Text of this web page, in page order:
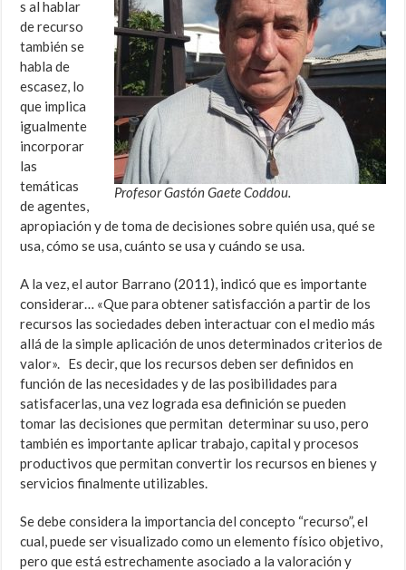
Profesor Gastón Gaete Coddou.
s al hablar
de recurso
también se
habla de
escasez, lo
que implica
igualmente
incorporar
las
temáticas
de agentes,
apropiación y de toma de decisiones sobre quién usa, qué se
usa, cómo se usa, cuánto se usa y cuándo se usa.
A la vez, el autor Barrano (2011), indicó que es importante
considerar… «Que para obtener satisfacción a partir de los
recursos las sociedades deben interactuar con el medio más
allá de la simple aplicación de unos determinados criterios de
valor». Es decir, que los recursos deben ser definidos en
función de las necesidades y de las posibilidades para
satisfacerlas, una vez lograda esa definición se pueden
tomar las decisiones que permitan determinar su uso, pero
también es importante aplicar trabajo, capital y procesos
productivos que permitan convertir los recursos en bienes y
servicios finalmente utilizables.
Se debe considera la importancia del concepto “recurso”, el
cual, puede ser visualizado como un elemento físico objetivo,
pero que está estrechamente asociado a la valoración y